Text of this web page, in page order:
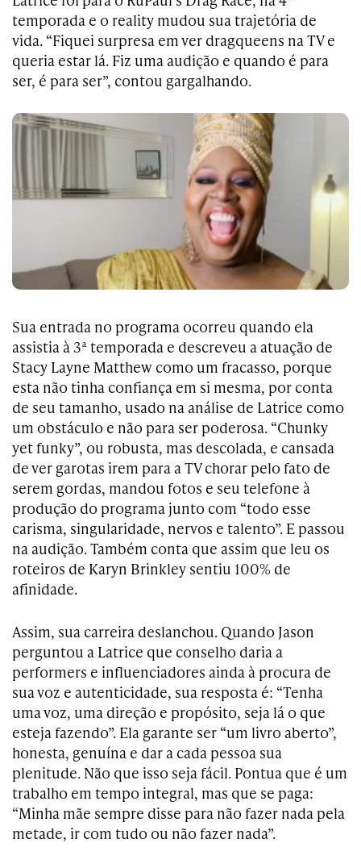
temporada e o reality mudou sua trajetória de
vida. “Fiquei surpresa em ver dragqueens na TV e
queria estar lá. Fiz uma audição e quando é para
ser, é para ser”, contou gargalhando.
Sua entrada no programa ocorreu quando ela
assistia à 3ª temporada e descreveu a atuação de
Stacy Layne Matthew como um fracasso, porque
esta não tinha confiança em si mesma, por conta
de seu tamanho, usado na análise de Latrice como
um obstáculo e não para ser poderosa. “Chunky
yet funky”, ou robusta, mas descolada, e cansada
de ver garotas irem para a TV chorar pelo fato de
serem gordas, mandou fotos e seu telefone à
produção do programa junto com “todo esse
carisma, singularidade, nervos e talento”. E passou
na audição. Também conta que assim que leu os
roteiros de Karyn Brinkley sentiu 100% de
afinidade.
Assim, sua carreira deslanchou. Quando Jason
perguntou a Latrice que conselho daria a
performers e influenciadores ainda à procura de
sua voz e autenticidade, sua resposta é: “Tenha
uma voz, uma direção e propósito, seja lá o que
esteja fazendo”. Ela garante ser “um livro aberto”,
honesta, genuína e dar a cada pessoa sua
plenitude. Não que isso seja fácil. Pontua que é um
trabalho em tempo integral, mas que se paga:
“Minha mãe sempre disse para não fazer nada pela
metade, ir com tudo ou não fazer nada”.